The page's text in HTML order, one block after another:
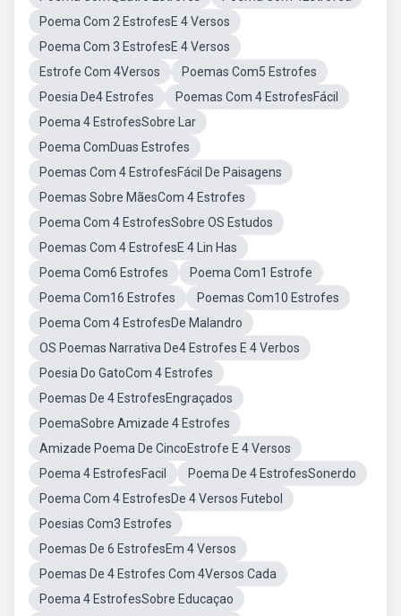
Poema Com 2 EstrofesE 4 Versos
Poema Com 3 EstrofesE 4 Versos
Estrofe Com 4Versos
Poemas Com5 Estrofes
Poesia De4 Estrofes
Poemas Com 4 EstrofesFácil
Poema 4 EstrofesSobre Lar
Poema ComDuas Estrofes
Poemas Com 4 EstrofesFácil De Paisagens
Poemas Sobre MãesCom 4 Estrofes
Poema Com 4 EstrofesSobre OS Estudos
Poemas Com 4 EstrofesE 4 Lin Has
Poema Com6 Estrofes
Poema Com1 Estrofe
Poema Com16 Estrofes
Poemas Com10 Estrofes
Poema Com 4 EstrofesDe Malandro
OS Poemas Narrativa De4 Estrofes E 4 Verbos
Poesia Do GatoCom 4 Estrofes
Poemas De 4 EstrofesEngraçados
PoemaSobre Amizade 4 Estrofes
Amizade Poema De CincoEstrofe E 4 Versos
Poema 4 EstrofesFacil
Poema De 4 EstrofesSonerdo
Poema Com 4 EstrofesDe 4 Versos Futebol
Poesias Com3 Estrofes
Poemas De 6 EstrofesEm 4 Versos
Poemas De 4 Estrofes Com 4Versos Cada
Poema 4 EstrofesSobre Educaçao